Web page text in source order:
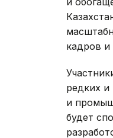
кадров и
редких и
и
будет